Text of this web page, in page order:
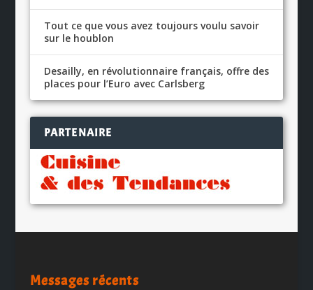
Tout ce que vous avez toujours voulu savoir
sur le houblon
Desailly, en révolutionnaire français, offre des
places pour l’Euro avec Carlsberg
PARTENAIRE
Messages récents